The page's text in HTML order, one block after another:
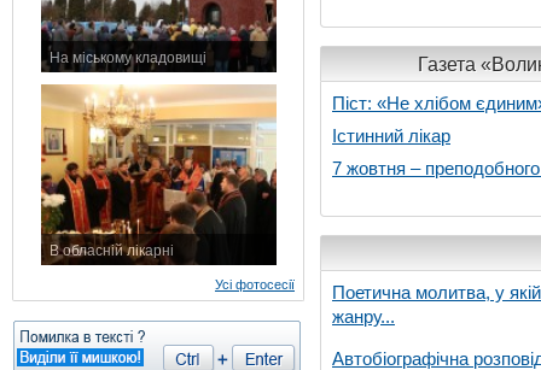
На міському кладовищі
В обласній лікарні
Усі фотосесії
Газета
Піст: «Не хлібом
Істинний лікар
7 жовтня –
Поетична молитва, у
жанру...
Автобіографічна